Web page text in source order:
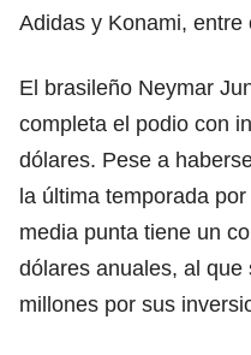
Adidas y Konami, entre
El brasileño Neymar
completa el podio con
dólares. Pese a
la última temporada
media punta tiene un
dólares anuales, al
millones por sus